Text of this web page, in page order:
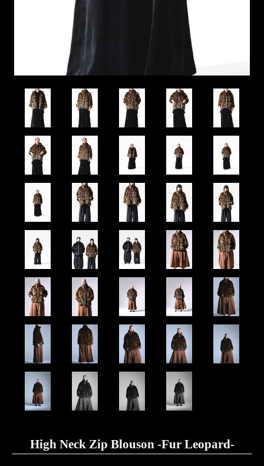
High Neck Zip Blouson -Fur Leopard-